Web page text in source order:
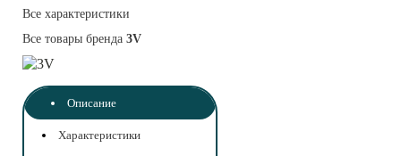
Все характеристики
Все товары бренда 3V
Описание
Характеристики